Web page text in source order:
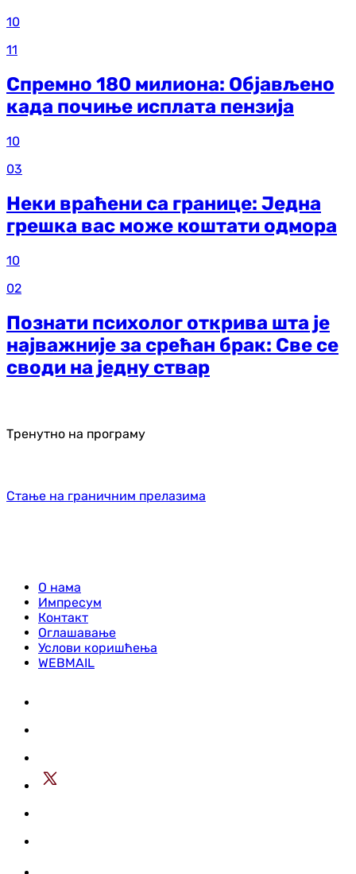
10
11
Спремно 180 милиона: Објављено
када почиње исплата пензија
10
03
Неки враћени са границе: Једна
грешка вас може коштати одмора
10
02
Познати психолог открива шта је
најважније за срећан брак: Све се
своди на једну ствар
Тренутно на програму
Стање на граничним прелазима
О нама
Импресум
Контакт
Оглашавање
Услови коришћења
WEBMAIL